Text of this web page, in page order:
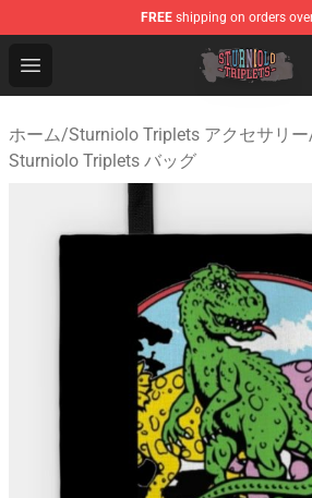
FREE shipping on orders
Open menu
Sturniolo Triplets Shop - Official
ホーム/Sturniolo Triplets アクセサリー
Sturniolo Triplets バッグ